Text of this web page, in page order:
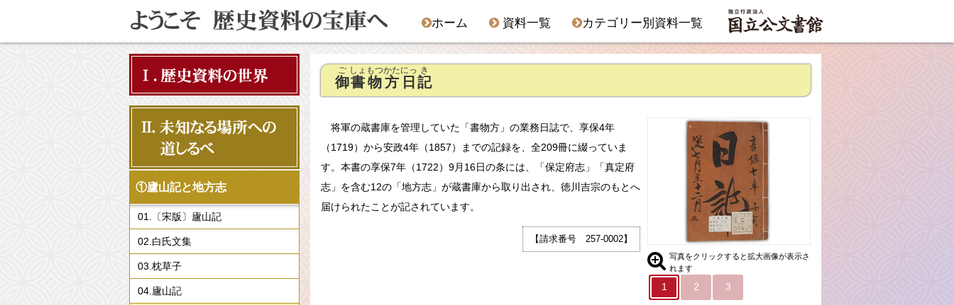
ホーム 資料一覧 カテゴリー別資料一覧
Ⅰ．歴史資料の世界
Ⅱ．未知なる場所への
道しるべ
①廬山記と地方志
01.〔宋版〕廬山記
02.白氏文集
03.枕草子
04.廬山記
御
ご
書
しょ
物
もつ
方
かた
日
にっ
記
き
将軍の蔵書庫を管理していた「書物方」の業務日誌で、享保4年
（1719）から安政4年（1857）までの記録を、全209冊に綴っていま
す。本書の享保7年（1722）9月16日の条には、「保定府志」「真定府
志」を含む12の「地方志」が蔵書庫から取り出され、徳川吉宗のもとへ
届けられたことが記されています。
【請求番号 257-0002】
写真をクリックすると拡大画像が表示さ
れます
1 2 3